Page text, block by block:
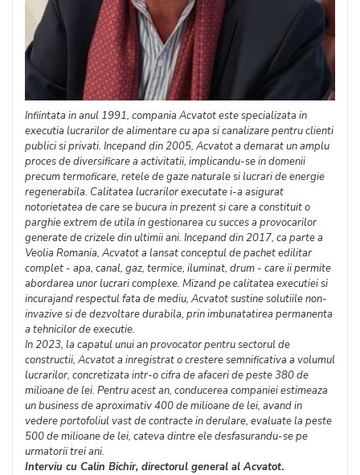
Infiintata in anul 1991, compania Acvatot este specializata in
executia lucrarilor de alimentare cu apa si canalizare pentru clienti
publici si privati. Incepand din 2005, Acvatot a demarat un amplu
proces de diversificare a activitatii, implicandu-se in domenii
precum termoficare, retele de gaze naturale si lucrari de energie
regenerabila. Calitatea lucrarilor executate i-a asigurat
notorietatea de care se bucura in prezent si care a constituit o
parghie extrem de utila in gestionarea cu succes a provocarilor
generate de crizele din ultimii ani. Incepand din 2017, ca parte a
Veolia Romania, Acvatot a lansat conceptul de pachet edilitar
complet - apa, canal, gaz, termice, iluminat, drum - care ii permite
abordarea unor lucrari complexe. Mizand pe calitatea executiei si
incurajand respectul fata de mediu, Acvatot sustine solutiile non-
invazive si de dezvoltare durabila, prin imbunatatirea permanenta
a tehnicilor de executie.
In 2023, la capatul unui an provocator pentru sectorul de
constructii, Acvatot a inregistrat o crestere semnificativa a volumul
lucrarilor, concretizata intr-o cifra de afaceri de peste 380 de
milioane de lei. Pentru acest an, conducerea companiei estimeaza
un business de aproximativ 400 de milioane de lei, avand in
vedere portofoliul vast de contracte in derulare, evaluate la peste
500 de milioane de lei, cateva dintre ele desfasurandu-se pe
urmatorii trei ani.
Interviu cu Calin Bichir, directorul general al Acvatot.